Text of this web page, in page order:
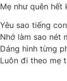
Mẹ như quên hết
Yêu sao tiếng
Nhớ làm sao nét
Dáng hình từng
Luôn đi theo mẹ